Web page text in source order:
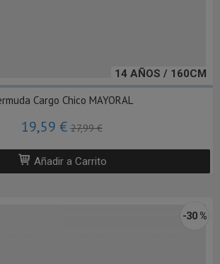
14 AÑOS / 160CM
Cargo Chico MAYORAL
19,59 €27,99 €
Añadir a Carrito
-30 %